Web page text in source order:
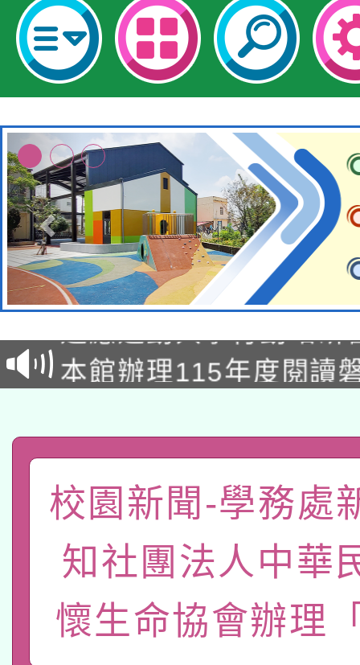
本校115學年度第2次
招)
適應運動共學行動站研
本館辦理115年度閱讀
礎課程
A3數位素養講師名單
「數位內容與教學軟
pilot」
有關大陸委員會函釋公
薪期間赴陸應申請許可
轉知經濟部水利署委託
業技術研究院辦理「
115年8月22日(星期六
桃園市孔廟祈福系列
2026年桃園地景藝術
校園新聞-學務處
知社團法人中華
懷生命協會辦理